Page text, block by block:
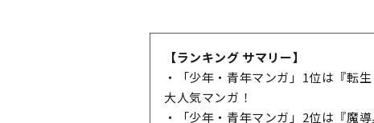
【ランキング サマリー】
・「少年・青年マンガ」1位は『転
大人気マンガ！
・「少年・青年マンガ」2位は『魔